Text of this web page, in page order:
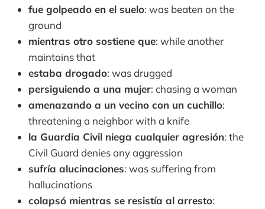
fue golpeado en el suelo: was beaten on the
ground
mientras otro sostiene que: while another
maintains that
estaba drogado: was drugged
persiguiendo a una mujer: chasing a woman
amenazando a un vecino con un cuchillo:
threatening a neighbor with a knife
la Guardia Civil niega cualquier agresión: the
Civil Guard denies any aggression
sufría alucinaciones: was suffering from
hallucinations
colapsó mientras se resistía al arresto: